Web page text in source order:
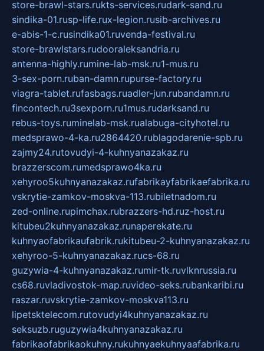
store-brawl-stars.rukts-services.rudark-sand.ru
sindika-01.rusp-life.rux-legion.rusib-archives.ru
e-abis-1-c.rusindika01.ruvenda-festival.ru
store-brawlstars.rudooraleksandria.ru
antenna-highly.rumine-lab-msk.ru1-mus.ru
3-sex-porn.ruban-damn.rupurse-factory.ru
viagra-tablet.rufasbags.ruadler-jun.rubandamn.ru
fincontech.ru3sexporn.ru1mus.rudarksand.ru
rebus-toys.ruminelab-msk.rualabuga-cityhotel.ru
medsprawo-4-ka.ru2864420.rublagodarenie-spb.ru
zajmy24.rutovudyi-4-kuhnyanazakaz.ru
brazzerscom.rumedsprawo4ka.ru
xehyroo5kuhnyanazakaz.rufabrikayfabrikaefabrika.ru
vskrytie-zamkov-moskva-113.rubiletnadom.ru
zed-online.rupimchax.rubrazzers-hd.ruz-host.ru
kitubeu2kuhnyanazakaz.runaperekate.ru
kuhnyaofabrikaufabrik.rukitubeu-2-kuhnyanazakaz.ru
xehyroo-5-kuhnyanazakaz.rucs-68.ru
guzywia-4-kuhnyanazakaz.rumir-tk.ruvlknrussia.ru
cs68.ruvladivostok-map.ruvideo-seks.rubankaribi.ru
raszar.ruvskrytie-zamkov-moskva113.ru
lipetsktelecom.rutovudyi4kuhnyanazakaz.ru
seksuzb.ruguzywia4kuhnyanazakaz.ru
fabrikaofabrikaokuhny.rukuhnyaekuhnyaafabrika.ru